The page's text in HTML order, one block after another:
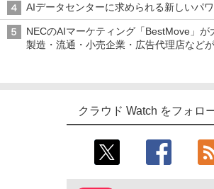
AIデータセンターに求められる新しいパ
NECのAIマーケティング「BestMove」
製造・流通・小売企業・広告代理店など
クラウド Watch をフォロ